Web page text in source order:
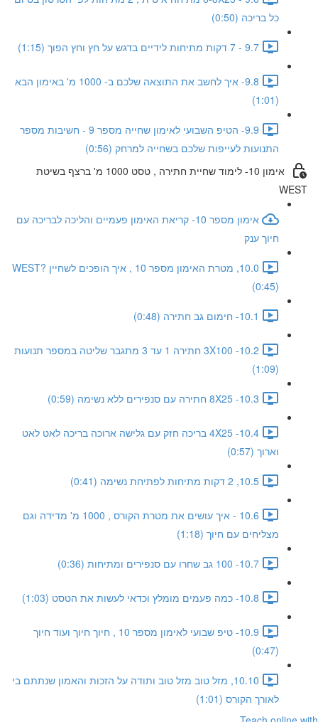
כל בריכה (0:50)
9.7 - 7 דקות מתיחות לידיים בדגש על חץ וחץ הפוך (1:15)
9.8- איך לחשב את התוצאה שלכם ב- 1000 מ' באימון הבא
(1:01)
9.9- הטיפ השבועי לאימון שחייה מספר 9 - חשיבות מספר
התנועות לעייפות שלכם בשחייה למרחק (0:56)
אימון 10- לימוד שחיית חתירה , טסט 1000 מ' ברצף בשיטת
WEST
אימון מספר 10- קריאת האימון פעמיים והליכה לבריכה עם
חיוך ענק
10.0, מטרת האימון מספר 10 , איך הופכים לשחיין WEST?
(0:45)
10.1- חימום גב חתירה (0:48)
10.2- 3X100 חתירה 1 עד 3 מתגבר שליטה במספר תנועות
(1:09)
10.3- 8X25 חתירה עם סנפירים ללא נשימה (0:59)
10.4- 4X25 בריכה חזק עם גלישה ארוכה בריכה לאט לאט
וארוך (0:57)
10.5, 2 דקות מתיחות לפתיחת נשימה (0:41)
10.6 - איך עושים את מטרת הקורס , 1000 מ' מדידה וגם
מצליחים עם חיוך (1:18)
10.7- 100 גב שחרו עם סנפירים ומתיחות (0:36)
10.8- כמה פעמים מומלץ וכדאי לעשות את הטסט (1:03)
10.9- טיפ שבועי לאימון מספר 10 , חיוך חיוך ועוד חיוך
(0:47)
10.10, מזל טוב מזל טוב ותודה על הזכות והאמון שנתתם בי
לאורך הקורס (1:01)